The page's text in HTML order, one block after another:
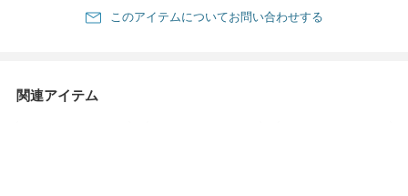
このアイテムについてお問い合わせする
関連アイテム